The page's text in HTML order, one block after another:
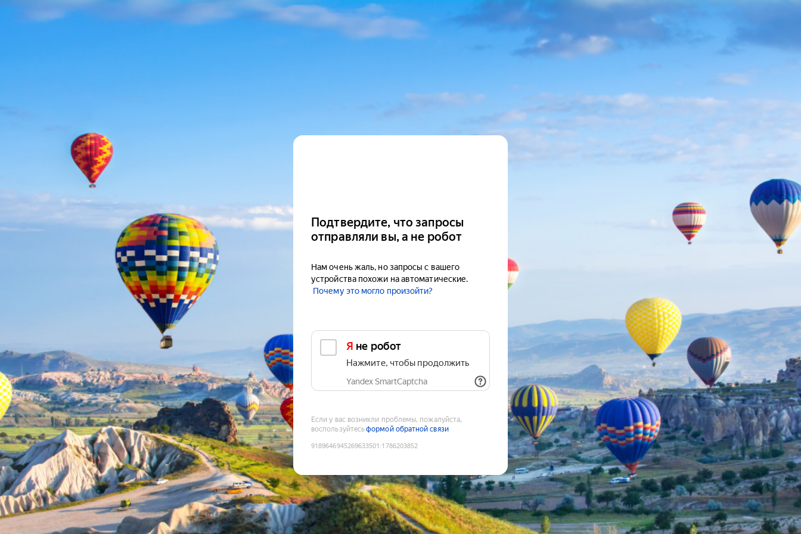
Подтвердите, что запросы
отправляли вы, а не робот
Нам очень жаль, но запросы с вашего
устройства похожи на автоматические.
Почему это могло произойти?
Я не робот
Нажмите, чтобы продолжить
Yandex SmartCaptcha
Если у вас возникли проблемы, пожалуйста,
воспользуйтесьформой обратной связи
9189646945269633501 :1786203852